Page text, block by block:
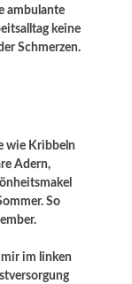
ambulante
keine
Schmerzen.
wie Kribbeln
Adern,
So
im linken